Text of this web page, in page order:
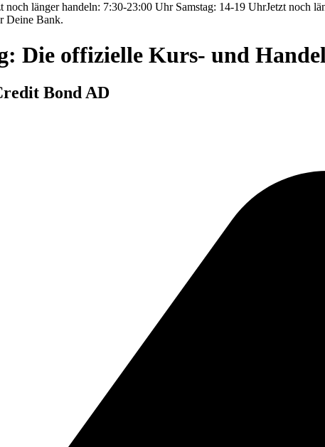
noch länger handeln: 7:30-23:00 Uhr Samstag: 14-19 UhrJetzt noch
Deine Bank.
Die offizielle Kurs- und
Bond AD